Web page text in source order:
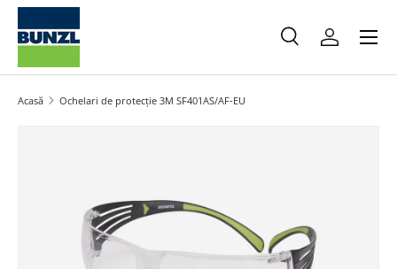
Salt la conținut
Caută
Caută
Meniu
Acasă Ochelari de protecție 3M SF401AS/AF-EU